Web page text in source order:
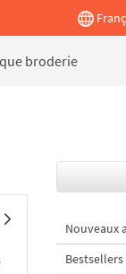
broderie
Nouveaux